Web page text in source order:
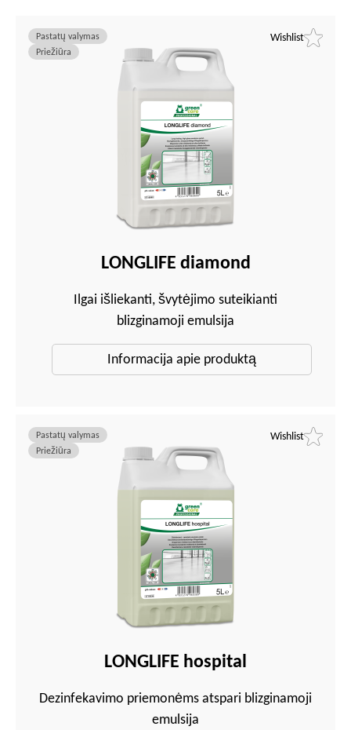
Wishlist
LONGLIFE diamond
Ilgai išliekanti, švytėjimo suteikianti
blizginamoji emulsija
Pastatų valymas
Priežiūra
Informacija apie produktą
Wishlist
LONGLIFE hospital
Dezinfekavimo priemonėms atspari blizginamoji
emulsija
Pastatų valymas
Priežiūra